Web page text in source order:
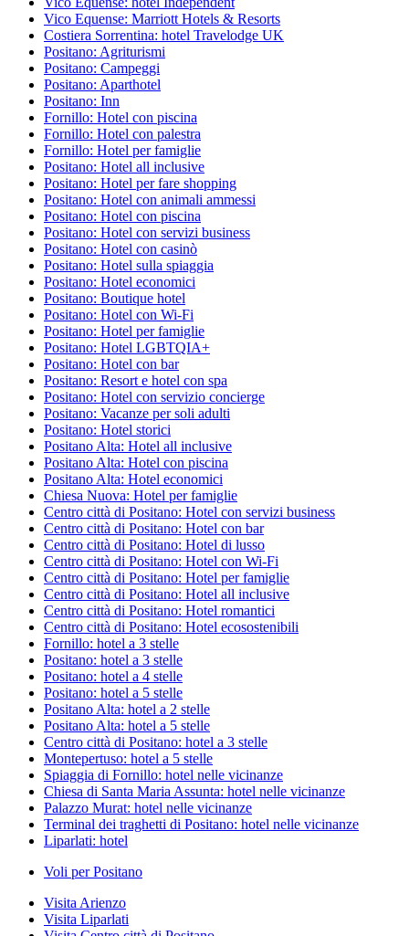
Vico Equense: Marriott Hotels & Resorts
Costiera Sorrentina: hotel Travelodge UK
Positano: Agriturismi
Positano: Campeggi
Positano: Aparthotel
Positano: Inn
Fornillo: Hotel con piscina
Fornillo: Hotel con palestra
Fornillo: Hotel per famiglie
Positano: Hotel all inclusive
Positano: Hotel per fare shopping
Positano: Hotel con animali ammessi
Positano: Hotel con piscina
Positano: Hotel con servizi business
Positano: Hotel con casinò
Positano: Hotel sulla spiaggia
Positano: Hotel economici
Positano: Boutique hotel
Positano: Hotel con Wi-Fi
Positano: Hotel per famiglie
Positano: Hotel LGBTQIA+
Positano: Hotel con bar
Positano: Resort e hotel con spa
Positano: Hotel con servizio concierge
Positano: Vacanze per soli adulti
Positano: Hotel storici
Positano Alta: Hotel all inclusive
Positano Alta: Hotel con piscina
Positano Alta: Hotel economici
Chiesa Nuova: Hotel per famiglie
Centro città di Positano: Hotel con servizi business
Centro città di Positano: Hotel con bar
Centro città di Positano: Hotel di lusso
Centro città di Positano: Hotel con Wi-Fi
Centro città di Positano: Hotel per famiglie
Centro città di Positano: Hotel all inclusive
Centro città di Positano: Hotel romantici
Centro città di Positano: Hotel ecosostenibili
Fornillo: hotel a 3 stelle
Positano: hotel a 3 stelle
Positano: hotel a 4 stelle
Positano: hotel a 5 stelle
Positano Alta: hotel a 2 stelle
Positano Alta: hotel a 5 stelle
Centro città di Positano: hotel a 3 stelle
Montepertuso: hotel a 5 stelle
Spiaggia di Fornillo: hotel nelle vicinanze
Chiesa di Santa Maria Assunta: hotel nelle vicinanze
Palazzo Murat: hotel nelle vicinanze
Terminal dei traghetti di Positano: hotel nelle vicinanze
Liparlati: hotel
Voli per Positano
Visita Arienzo
Visita Liparlati